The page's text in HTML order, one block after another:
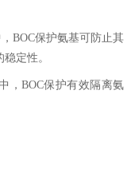
BOC保护氨基可防止其
定性。
BOC保护有效隔离氨